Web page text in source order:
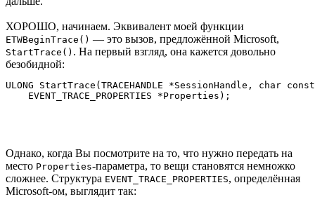
ХОРОШО, начинаем. Эквивалент моей функции
ETWBeginTrace() — это вызов, предложённой Microsoft,
StartTrace() . На первый взгляд, она кажется довольно
безобидной:
ULONG StartTrace(TRACEHANDLE *SessionHandle, char
Однако, когда Вы посмотрите на то, что нужно передать на
место Properties-параметра, то вещи становятся немножко
сложнее. Структура EVENT_TRACE_PROPERTIES, определённая
Microsoft-ом, выглядит так: